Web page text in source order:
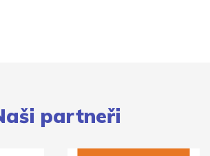
partneři